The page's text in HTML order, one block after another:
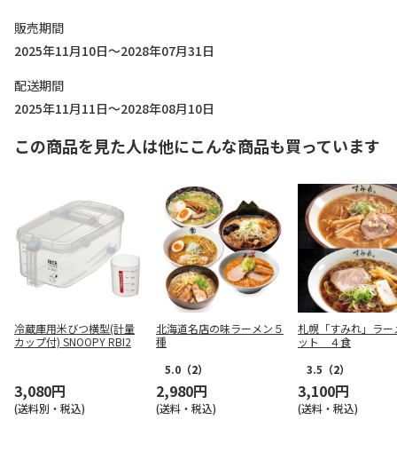
販売期間
2025年11月10日～2028年07月31日
配送期間
2025年11月11日～2028年08月10日
この商品を見た人は他にこんな商品も買っています
冷蔵庫用米びつ横型(計量
カップ付) SNOOPY RBI2
3,080円
(送料別・税込)
北海道名店の味ラーメン５
種
5.0 （2）
2,980円
(送料・税込)
札幌「すみれ」ラー
ット ４食
3.5 （2）
3,100円
(送料・税込)